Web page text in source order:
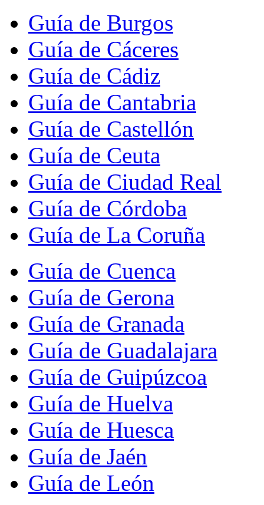
Guía de Burgos
Guía de Cáceres
Guía de Cádiz
Guía de Cantabria
Guía de Castellón
Guía de Ceuta
Guía de Ciudad Real
Guía de Córdoba
Guía de La Coruña
Guía de Cuenca
Guía de Gerona
Guía de Granada
Guía de Guadalajara
Guía de Guipúzcoa
Guía de Huelva
Guía de Huesca
Guía de Jaén
Guía de León